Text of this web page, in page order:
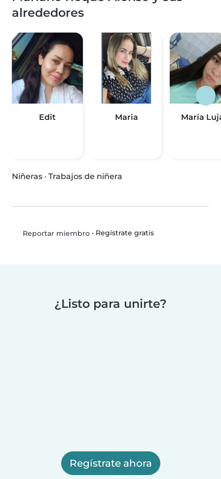
alrededores
Edit Maria María
Niñeras · Trabajos de niñera
Reportar miembro• Regístrate gratis
¿Listo para unirte?
Regístrate ahora